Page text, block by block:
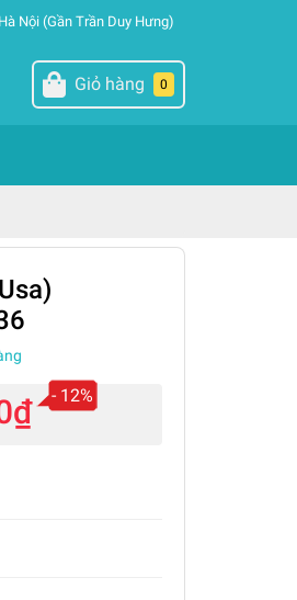
Nội (Gần Trần Duy Hưng)
Giỏ hàng 0
- 12%